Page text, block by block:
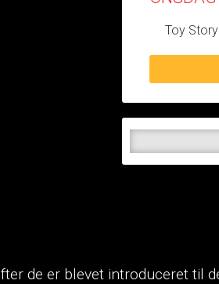
Toy
de er blevet introduceret til